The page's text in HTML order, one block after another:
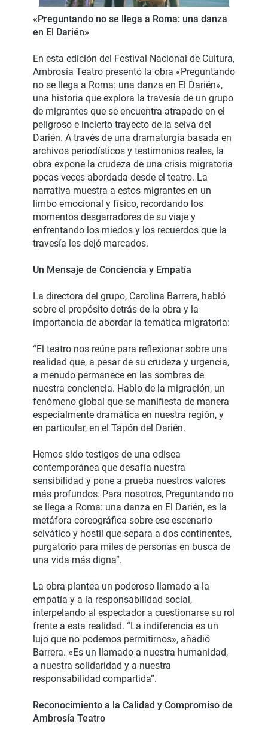
«Preguntando no se llega a Roma: una danza
en El Darién»
En esta edición del Festival Nacional de Cultura,
Ambrosía Teatro presentó la obra «Preguntando
no se llega a Roma: una danza en El Darién»,
una historia que explora la travesía de un grupo
de migrantes que se encuentra atrapado en el
peligroso e incierto trayecto de la selva del
Darién. A través de una dramaturgia basada en
archivos periodísticos y testimonios reales, la
obra expone la crudeza de una crisis migratoria
pocas veces abordada desde el teatro. La
narrativa muestra a estos migrantes en un
limbo emocional y físico, recordando los
momentos desgarradores de su viaje y
enfrentando los miedos y los recuerdos que la
travesía les dejó marcados.
Un Mensaje de Conciencia y Empatía
La directora del grupo, Carolina Barrera, habló
sobre el propósito detrás de la obra y la
importancia de abordar la temática migratoria:
“El teatro nos reúne para reflexionar sobre una
realidad que, a pesar de su crudeza y urgencia,
a menudo permanece en las sombras de
nuestra conciencia. Hablo de la migración, un
fenómeno global que se manifiesta de manera
especialmente dramática en nuestra región, y
en particular, en el Tapón del Darién.
Hemos sido testigos de una odisea
contemporánea que desafía nuestra
sensibilidad y pone a prueba nuestros valores
más profundos. Para nosotros, Preguntando no
se llega a Roma: una danza en El Darién, es la
metáfora coreográfica sobre ese escenario
selvático y hostil que separa a dos continentes,
purgatorio para miles de personas en busca de
una vida más digna”.
La obra plantea un poderoso llamado a la
empatía y a la responsabilidad social,
interpelando al espectador a cuestionarse su rol
frente a esta realidad. “La indiferencia es un
lujo que no podemos permitirnos», añadió
Barrera. «Es un llamado a nuestra humanidad,
a nuestra solidaridad y a nuestra
responsabilidad compartida”.
Reconocimiento a la Calidad y Compromiso de
Ambrosía Teatro